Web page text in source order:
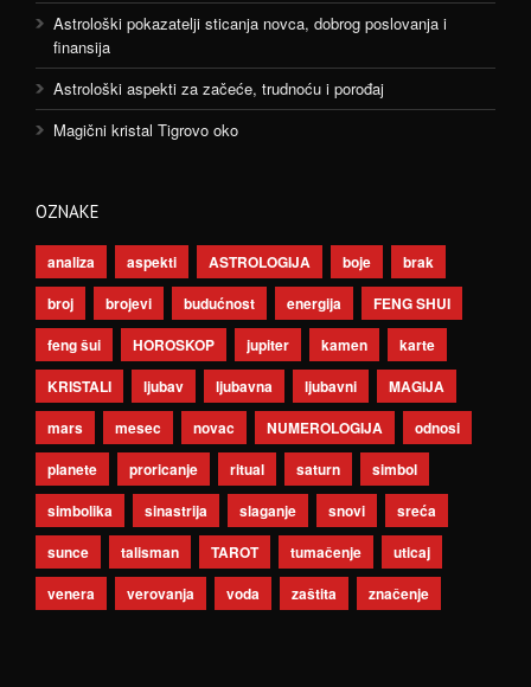
Astrološki pokazatelji sticanja novca, dobrog poslovanja i
finansija
Astrološki aspekti za začeće, trudnoću i porođaj
Magični kristal Tigrovo oko
OZNAKE
analiza aspekti ASTROLOGIJA boje
brak
broj
brojevi budućnost energija
FENG SHUI
feng šui
HOROSKOP jupiter kamen
karte
KRISTALI
ljubav ljubavna ljubavni
MAGIJA
mars
mesec novac NUMEROLOGIJA
odnosi
planete
proricanje ritual saturn
simbol
simbolika
sinastrija slaganje snovi
sreća
sunce
talisman TAROT tumačenje
uticaj
venera
verovanja voda zaštita značenje